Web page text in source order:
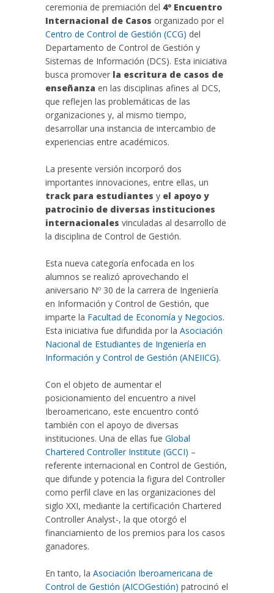
ceremonia de premiación del 4º Encuentro
Internacional de Casos organizado por el
Centro de Control de Gestión (CCG) del
Departamento de Control de Gestión y
Sistemas de Información (DCS). Esta iniciativa
busca promover la escritura de casos de
enseñanza en las disciplinas afines al DCS,
que reflejen las problemáticas de las
organizaciones y, al mismo tiempo,
desarrollar una instancia de intercambio de
experiencias entre académicos.
La presente versión incorporó dos
importantes innovaciones, entre ellas, un
track para estudiantes y el apoyo y
patrocinio de diversas instituciones
internacionales vinculadas al desarrollo de
la disciplina de Control de Gestión.
Esta nueva categoría enfocada en los
alumnos se realizó aprovechando el
aniversario Nº 30 de la carrera de Ingeniería
en Información y Control de Gestión, que
imparte la Facultad de Economía y Negocios.
Esta iniciativa fue difundida por la Asociación
Nacional de Estudiantes de Ingeniería en
Información y Control de Gestión (ANEIICG).
Con el objeto de aumentar el
posicionamiento del encuentro a nivel
Iberoamericano, este encuentro contó
también con el apoyo de diversas
instituciones. Una de ellas fue Global
Chartered Controller Institute (GCCI) –
referente internacional en Control de Gestión,
que difunde y potencia la figura del Controller
como perfil clave en las organizaciones del
siglo XXI, mediante la certificación Chartered
Controller Analyst-, la que otorgó el
financiamiento de los premios para los casos
ganadores.
En tanto, la Asociación Iberoamericana de
Control de Gestión (AICOGestión) patrocinó el